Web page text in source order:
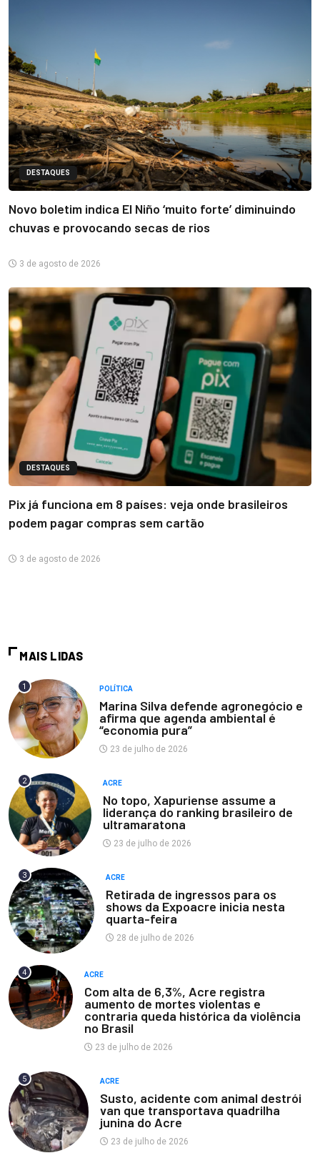
DESTAQUES
Novo boletim indica El Niño ‘muito forte’ diminuindo
chuvas e provocando secas de rios
3 de agosto de 2026
DESTAQUES
Pix já funciona em 8 países: veja onde brasileiros
podem pagar compras sem cartão
3 de agosto de 2026
MAIS LIDAS
1 POLÍTICA
Marina Silva defende agronegócio e
afirma que agenda ambiental é
“economia pura”
23 de julho de 2026
2 ACRE
No topo, Xapuriense assume a
liderança do ranking brasileiro de
ultramaratona
23 de julho de 2026
3 ACRE
Retirada de ingressos para os
shows da Expoacre inicia nesta
quarta-feira
28 de julho de 2026
4 ACRE
Com alta de 6,3%, Acre registra
aumento de mortes violentas e
contraria queda histórica da violência
no Brasil
23 de julho de 2026
5 ACRE
Susto, acidente com animal destrói
van que transportava quadrilha
junina do Acre
23 de julho de 2026